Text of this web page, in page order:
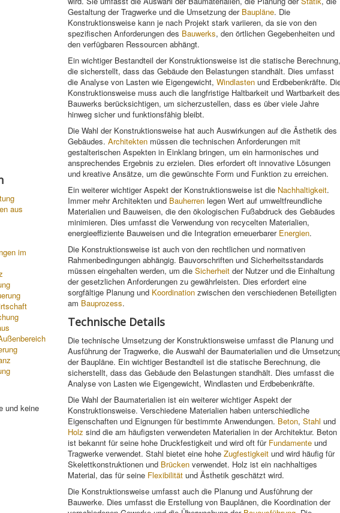
aus
im
und keine
Gestaltung der Tragwerke und die Umsetzung der Baupläne. Die
Konstruktionsweise kann je nach Projekt stark variieren, da sie von den
spezifischen Anforderungen des Bauwerks, den örtlichen Gegebenheiten und
den verfügbaren Ressourcen abhängt.
Ein wichtiger Bestandteil der Konstruktionsweise ist die statische Berechnung,
die sicherstellt, dass das Gebäude den Belastungen standhält. Dies umfasst
die Analyse von Lasten wie Eigengewicht, Windlasten und Erdbebenkräfte.
Konstruktionsweise muss auch die langfristige Haltbarkeit und Wartbarkeit des
Bauwerks berücksichtigen, um sicherzustellen, dass es über viele Jahre
hinweg sicher und funktionsfähig bleibt.
Die Wahl der Konstruktionsweise hat auch Auswirkungen auf die Ästhetik des
Gebäudes. Architekten müssen die technischen Anforderungen mit
gestalterischen Aspekten in Einklang bringen, um ein harmonisches und
ansprechendes Ergebnis zu erzielen. Dies erfordert oft innovative Lösungen
und kreative Ansätze, um die gewünschte Form und Funktion zu erreichen.
Ein weiterer wichtiger Aspekt der Konstruktionsweise ist die Nachhaltigkeit.
Immer mehr Architekten und Bauherren legen Wert auf umweltfreundliche
Materialien und Bauweisen, die den ökologischen Fußabdruck des Gebäudes
minimieren. Dies umfasst die Verwendung von recycelten Materialien,
energieeffiziente Bauweisen und die Integration erneuerbarer Energien.
Die Konstruktionsweise ist auch von den rechtlichen und normativen
Rahmenbedingungen abhängig. Bauvorschriften und Sicherheitsstandards
müssen eingehalten werden, um die Sicherheit der Nutzer und die Einhaltung
der gesetzlichen Anforderungen zu gewährleisten. Dies erfordert eine
sorgfältige Planung und Koordination zwischen den verschiedenen Beteiligten
am Bauprozess.
Technische Details
Die technische Umsetzung der Konstruktionsweise umfasst die Planung und
Ausführung der Tragwerke, die Auswahl der Baumaterialien und die
der Baupläne. Ein wichtiger Bestandteil ist die statische Berechnung, die
sicherstellt, dass das Gebäude den Belastungen standhält. Dies umfasst die
Analyse von Lasten wie Eigengewicht, Windlasten und Erdbebenkräfte.
Die Wahl der Baumaterialien ist ein weiterer wichtiger Aspekt der
Konstruktionsweise. Verschiedene Materialien haben unterschiedliche
Eigenschaften und Eignungen für bestimmte Anwendungen. Beton, Stahl und
Holz sind die am häufigsten verwendeten Materialien in der Architektur. Beton
ist bekannt für seine hohe Druckfestigkeit und wird oft für Fundamente und
Tragwerke verwendet. Stahl bietet eine hohe Zugfestigkeit und wird häufig für
Skelettkonstruktionen und Brücken verwendet. Holz ist ein nachhaltiges
Material, das für seine Flexibilität und Ästhetik geschätzt wird.
Die Konstruktionsweise umfasst auch die Planung und Ausführung der
Bauwerke. Dies umfasst die Erstellung von Bauplänen, die Koordination der